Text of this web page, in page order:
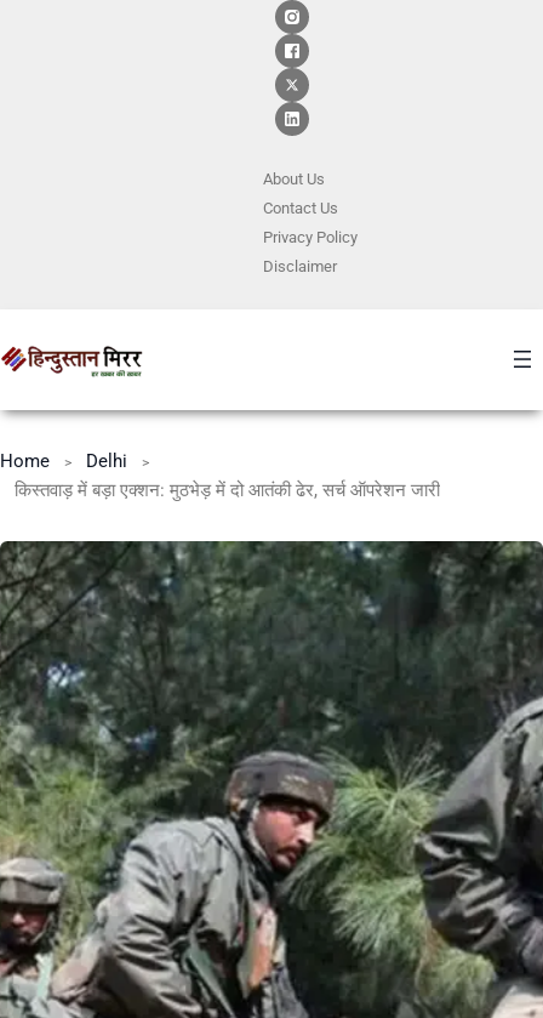
About Us
ContactUs
Privacy Policy
Disclaimer
Home
Delhi
किस्तवाड़ में बड़ा एक्शन: मुठभेड़ में दो आतंकी ढेर, सर्च ऑपरेशन जारी